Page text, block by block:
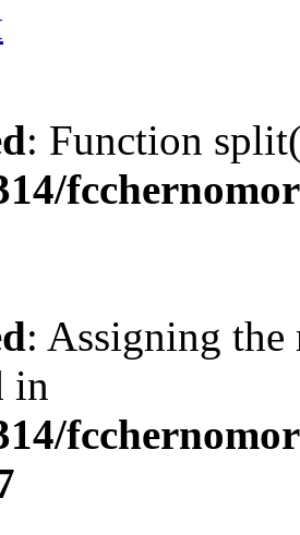
: Function
: Assigning the
in